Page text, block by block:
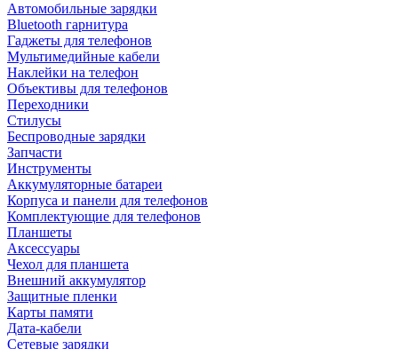
Автомобильные зарядки
Bluetooth гарнитура
Гаджеты для телефонов
Мультимедийные кабели
Наклейки на телефон
Объективы для телефонов
Переходники
Стилусы
Беспроводные зарядки
Запчасти
Инструменты
Аккумуляторные батареи
Корпуса и панели для телефонов
Комплектующие для телефонов
Планшеты
Аксессуары
Чехол для планшета
Внешний аккумулятор
Защитные пленки
Карты памяти
Дата-кабели
Сетевые зарядки